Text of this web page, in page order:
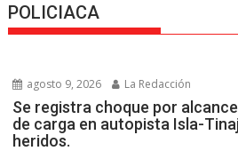
POLICIACA
agosto 9, 2026 La Redacción
Se registra choque por
de carga en autopista Isla-
heridos.